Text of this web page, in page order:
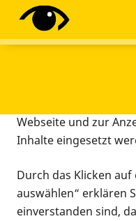
Diese Webseite
Tracking-Tools ein.
Webseite und zur
Inhalte eingesetzt
Durch das Klicken auf
auswählen“ erklären
einverstanden sind,